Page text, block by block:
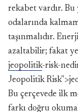
rekabet vardır. Bu
odalarında
taşınmalıdır.
azaltabilir; fakat
jeopolitik-risk-
Jeopolitik
Bu çerçevede ilk
farkı doğru